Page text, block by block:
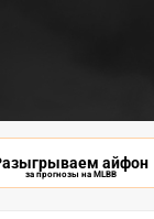
айфон
за прогнозы на MLBB